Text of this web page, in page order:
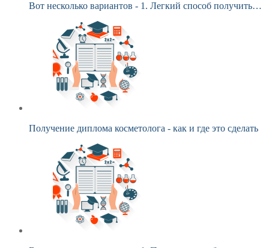
Вот несколько вариантов - 1. Легкий способ получить…
Получение диплома косметолога - как и где это сделать